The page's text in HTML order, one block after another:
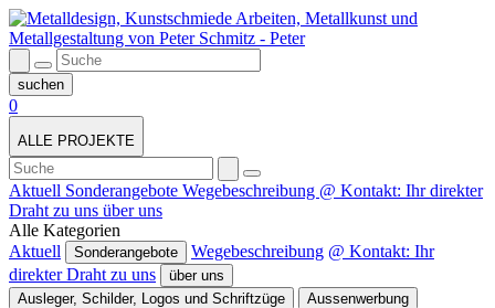
0
ALLE PROJEKTE
Aktuell Sonderangebote Wegebeschreibung @ Kontakt: Ihr direkter
Draht zu uns über uns
Alle Kategorien
Aktuell
Sonderangebote Wegebeschreibung @ Kontakt: Ihr
direkter Draht zu uns
über uns
Ausleger, Schilder, Logos und Schriftzüge
Aussenwerbung